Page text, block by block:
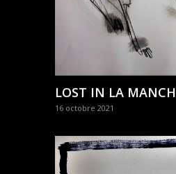
LOST IN LA
16 octobre 2021